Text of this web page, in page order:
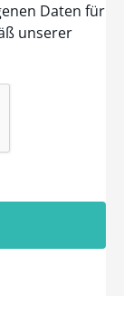
Daten für
unserer